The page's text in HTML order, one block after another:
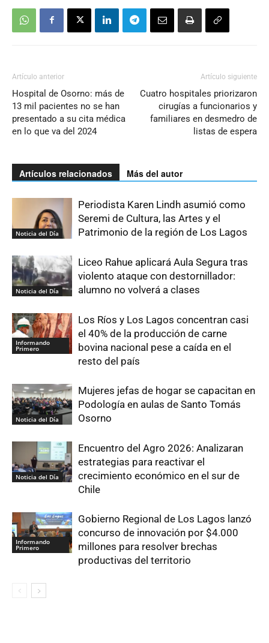
Artículo anterior
Hospital de Osorno: más de
13 mil pacientes no se han
presentado a su cita médica
en lo que va del 2024
Artículo siguiente
Cuatro hospitales priorizaron
cirugías a funcionarios y
familiares en desmedro de
listas de espera
Artículos relacionados Más del autor
Noticia del Día
Periodista Karen Lindh asumió como
Seremi de Cultura, las Artes y el
Patrimonio de la región de Los Lagos
Noticia del Día
Liceo Rahue aplicará Aula Segura tras
violento ataque con destornillador:
alumno no volverá a clases
Informando
Primero
Los Ríos y Los Lagos concentran casi
el 40% de la producción de carne
bovina nacional pese a caída en el
resto del país
Noticia del Día
Mujeres jefas de hogar se capacitan en
Podología en aulas de Santo Tomás
Osorno
Noticia del Día
Encuentro del Agro 2026: Analizaran
estrategias para reactivar el
crecimiento económico en el sur de
Chile
Informando
Primero
Gobierno Regional de Los Lagos lanzó
concurso de innovación por $4.000
millones para resolver brechas
productivas del territorio